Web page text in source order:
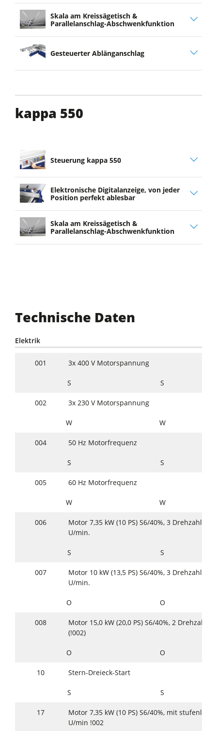
Skala am Kreissägetisch &
Parallelanschlag-Abschwenkfunktion
Gesteuerter Ablänganschlag
kappa 550
Steuerung kappa 550
Elektronische Digitalanzeige, von jeder
Position perfekt ablesbar
Skala am Kreissägetisch &
Parallelanschlag-Abschwenkfunktion
Technische Daten
Elektrik
001 3x 400 V Motorspannung
S S
002 3x 230 V Motorspannung
W W
004 50 Hz Motorfrequenz
S S
005 60 Hz Motorfrequenz
W W
006
Motor 7,35 kW (10 PS) S6/40%, 3 Drehzahlen
U/min.
S S
007
Motor 10 kW (13,5 PS) S6/40%, 3 Drehzahlen
U/min.
O O
008
Motor 15,0 kW (20,0 PS) S6/40%, 2
(!002)
O O
10 Stern-Dreieck-Start
S S
17
Motor 7,35 kW (10 PS) S6/40%, mit
U/min !002